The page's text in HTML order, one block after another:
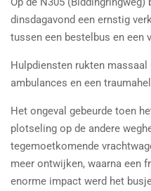
dinsdagavond een ernstig
tussen een bestelbus en een
Hulpdiensten rukten
ambulances en een
Het ongeval gebeurde toen
plotseling op de andere
tegemoetkomende
meer ontwijken, waarna een
enorme impact werd het